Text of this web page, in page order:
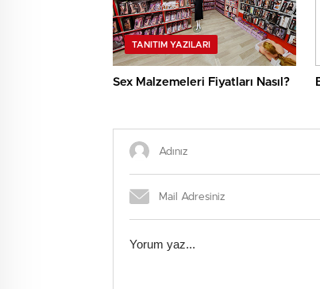
TANITIM YAZILARI
Sex Malzemeleri Fiyatları Nasıl?